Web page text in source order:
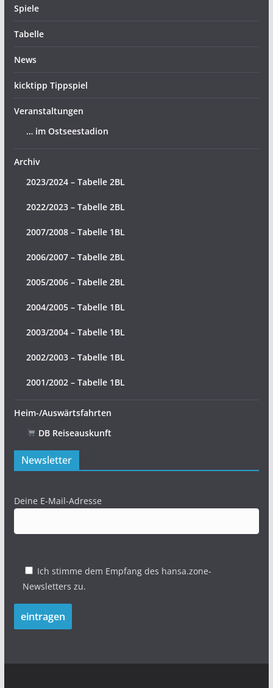
Spiele
Tabelle
News
kicktipp Tippspiel
Veranstaltungen
… im Ostseestadion
Archiv
2023/2024 – Tabelle 2BL
2022/2023 – Tabelle 2BL
2007/2008 – Tabelle 1BL
2006/2007 – Tabelle 2BL
2005/2006 – Tabelle 2BL
2004/2005 – Tabelle 1BL
2003/2004 – Tabelle 1BL
2002/2003 – Tabelle 1BL
2001/2002 – Tabelle 1BL
Heim-/Auswärtsfahrten
DB Reiseauskunft
Newsletter
Deine E-Mail-Adresse
Ich stimme dem Empfang des hansa.zone-
Newsletters zu.